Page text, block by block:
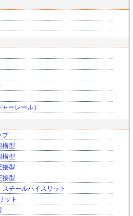
ーレール）
プ
型
型
型
型
ールハイスリット
ット